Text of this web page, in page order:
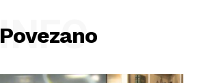
Povezano
INFO